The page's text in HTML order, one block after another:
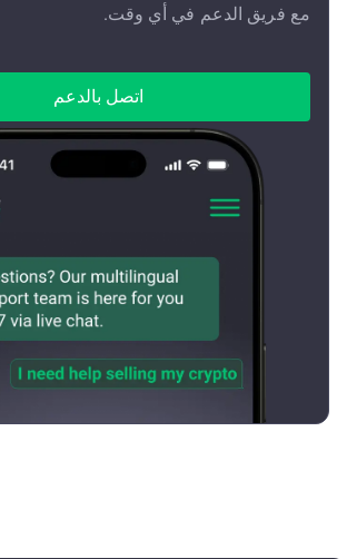
مع فريق الدعم في أي وقت.
اتصل بالدعم